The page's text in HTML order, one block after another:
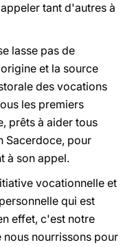
tant d'autres à
lasse pas de
et la source
des vocations
les premiers
prêts à aider tous
Sacerdoce, pour
à son appel.
vocationnelle et
qui est
effet, c'est notre
nourrissons pour